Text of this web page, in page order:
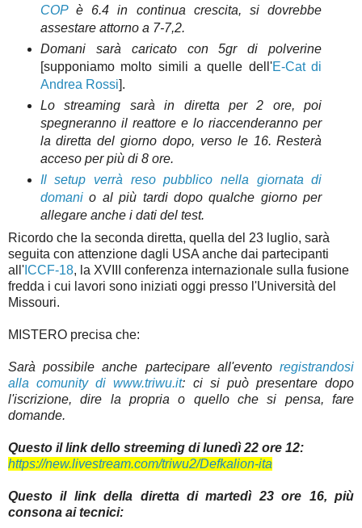
COPè 6.4 in continua crescita, si dovrebbe
assestare attorno a 7-7,2.
Domani sarà caricato con 5gr di polverine
[supponiamo molto simili a quelle dell'E-Cat di
Andrea Rossi].
Lo streaming sarà in diretta per 2 ore, poi
spegneranno il reattore e lo riaccenderanno per
la diretta del giorno dopo, verso le 16. Resterà
acceso per più di 8 ore.
Il setup verrà reso pubblico nella giornata di
domanio al più tardi dopo qualche giorno per
allegare anche i dati del test.
Ricordo che la seconda diretta, quella del 23 luglio, sarà
seguita con attenzione dagli USA anche dai partecipanti
all' ICCF-18, la XVIII conferenza internazionale sulla fusione
fredda i cui lavori sono iniziati oggi presso l'Università del
Missouri.
MISTERO precisa che:
Sarà possibile anche partecipare all'evento registrandosi
alla comunity diwww.triwu.it: ci si può presentare dopo
l'iscrizione, dire la propria o quello che si pensa, fare
domande.
Questo il link dello streeming di lunedì 22 ore 12:
https://new.livestream.com/triwu2/Defkalion-ita
Questo il link della diretta di martedì 23 ore 16, più
consona ai tecnici: